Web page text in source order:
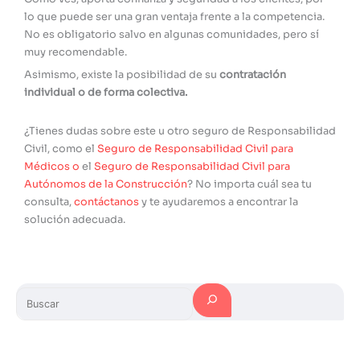
lo que puede ser una gran ventaja frente a la competencia.
No es obligatorio salvo en algunas comunidades, pero sí
muy recomendable.
Asimismo, existe la posibilidad de su contratación
individual o de forma colectiva.
¿Tienes dudas sobre este u otro seguro de Responsabilidad
Civil, como el Seguro de Responsabilidad Civil para
Médicoso el Seguro de Responsabilidad Civil para
Autónomos de la Construcción? No importa cuál sea tu
consulta,contáctanosy te ayudaremos a encontrar la
solución adecuada.